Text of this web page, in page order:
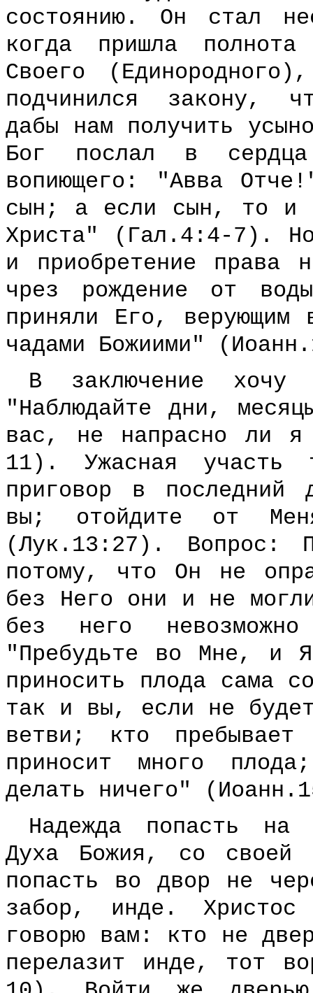
состоянию. Он стал
когда пришла
Своего
подчинился закону,
дабы нам получить
Бог послал в
вопиющего: "Авва
сын; а если сын, то и
Христа" (Гал.4:4-7).
и приобретение права
чрез рождение от
приняли Его,
чадами Божиими"
В заключение хочу
"Наблюдайте дни,
вас, не напрасно ли
11). Ужасная участь
приговор в
вы; отойдите от
(Лук.13:27). Вопрос:
потому, что Он не
без Него они и не
без него
"Пребудьте во Мне, и
приносить плода сама
так и вы, если не
ветви; кто
приносит много
делать ничего"
Надежда попасть
Духа Божия, со своей
попасть во двор не
забор, инде. Христос
говорю вам: кто не
перелазит инде, тот